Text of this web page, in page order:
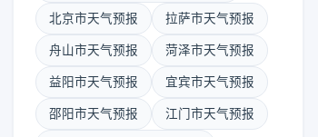
北京市天气预报 拉萨市天气预报
舟山市天气预报 菏泽市天气预报
益阳市天气预报 宜宾市天气预报
邵阳市天气预报 江门市天气预报